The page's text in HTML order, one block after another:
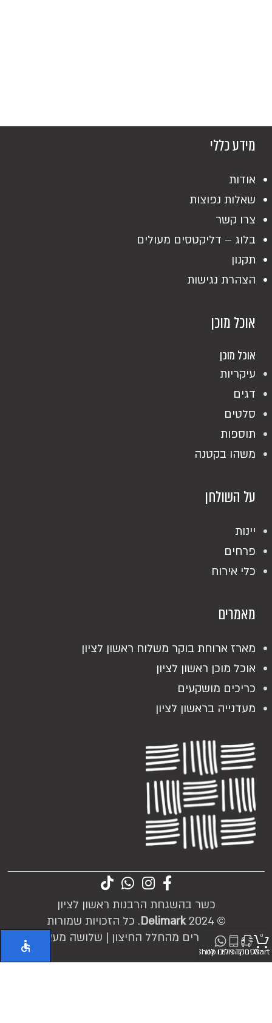
מאמרים
מארז ארוחת בוקר משלוח ראשון לציון
אוכל מוכן ראשון לציון
כריכים מושקעים
מעדנייה בראשון לציון
על השולחן
יינות
פרחים
כלי אירוח
אוכל מוכן
אוכל מוכן
עיקריות
דגים
סלטים
תוספות
משהו בקטנה
מידע כללי
אודות
שאלות נפוצות
צרו קשר
בלוג – דליקטסים מעולים
תקנון
הצהרת נגישות
כשר בהשגחת הרבנות ראשון לציון
© 2024
Delimark. כל הזכויות שמורות
הקמת אתרים מהחלל החיצון | שלושה מעצבים 0
Cartאספקה
חייגו אלינו
כיתבו לנו
Shop